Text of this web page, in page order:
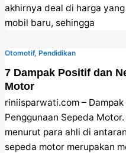
akhirnya deal di harga
mobil baru, sehingga
Otomotif, Pendidikan
7 Dampak Positif dan
Motor
riniisparwati.com –
Penggunaan Sepeda
menurut para ahli di
sepeda motor merupakan